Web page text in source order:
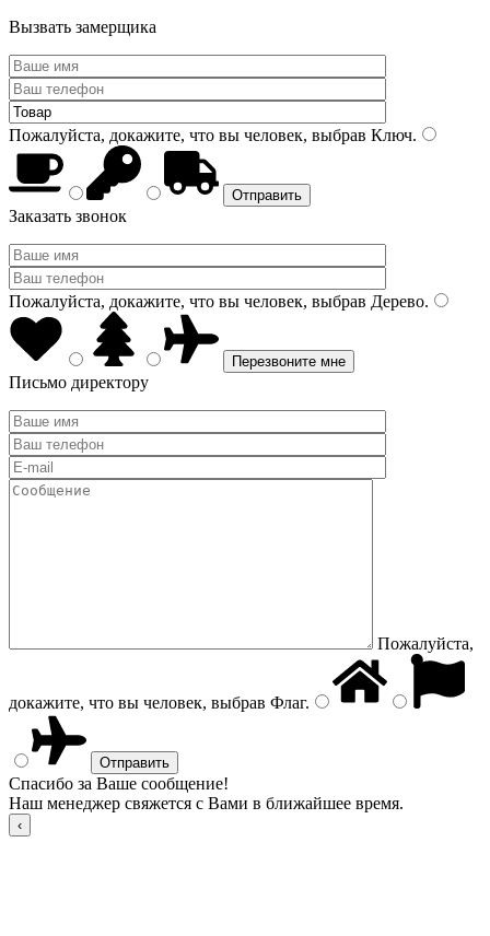
Вызвать замерщика
Пожалуйста, докажите, что вы человек, выбрав Ключ.
Заказать звонок
Пожалуйста, докажите, что вы человек, выбрав Дерево.
Письмо директору
Пожалуйста,
докажите, что вы человек, выбрав Флаг.
Спасибо за Ваше сообщение!
Наш менеджер свяжется с Вами в ближайшее время.